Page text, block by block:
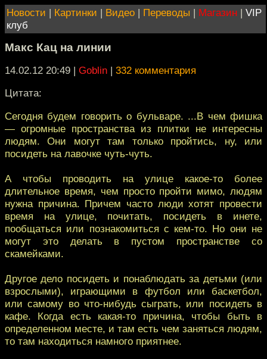
Новости | Картинки | Видео | Переводы | Магазин | VIP
клуб
Макс Кац на линии
14.02.12 20:49 | Goblin | 332 комментария
Цитата:
Сегодня будем говорить о бульваре. ...В чем фишка
— огромные пространства из плитки не интересны
людям. Они могут там только пройтись, ну, или
посидеть на лавочке чуть-чуть.
А чтобы проводить на улице какое-то более
длительное время, чем просто пройти мимо, людям
нужна причина. Причем часто люди хотят провести
время на улице, почитать, посидеть в инете,
пообщаться или познакомиться с кем-то. Но они не
могут это делать в пустом пространстве со
скамейками.
Другое дело посидеть и понаблюдать за детьми (или
взрослыми), играющими в футбол или баскетбол,
или самому во что-нибудь сыграть, или посидеть в
кафе. Когда есть какая-то причина, чтобы быть в
определенном месте, и там есть чем заняться людям,
то там находиться намного приятнее.